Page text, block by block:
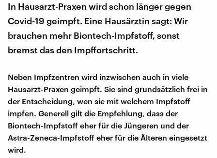
In Hausarzt-Praxen wird schon länger gegen
Covid-19 geimpft. Eine Hausärztin sagt: Wir
brauchen mehr Biontech-Impfstoff, sonst
bremst das den Impffortschritt.
Neben Impfzentren wird inzwischen auch in viele
Hausarzt-Praxen geimpft. Sie sind grundsätzlich frei in
der Entscheidung, wen sie mit welchem Impfstoff
impfen. Generell gilt die Empfehlung, dass der
Biontech-Impfstoff eher für die Jüngeren und der
Astra-Zeneca-Impfstoff eher für die Älteren eingesetzt
wird.